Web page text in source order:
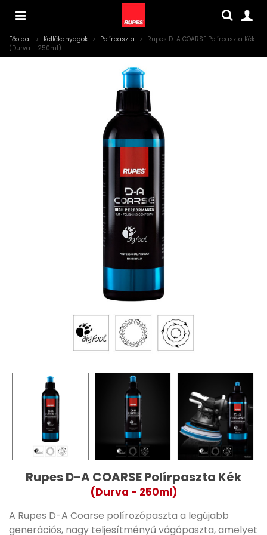
Főoldal > Kellékanyagok > Polírpaszta > Rupes D-A COARSE Polírpaszta Kék
(Durva - 250ml)
Rupes D-A COARSE Polírpaszta Kék
(Durva - 250ml)
A Rupes D-A Coarse polírozópaszta a legújabb
generációs, nagy teljesítményű vágópaszta, amelyet